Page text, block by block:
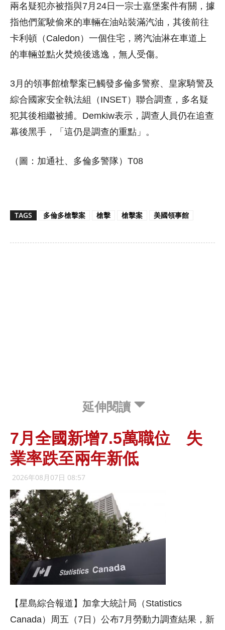
兩名疑犯亦被指與7月24日一宗士嘉堡案件有關，據
指他們駕駛偷來的車輛在油站裝滿汽油，其後前往
卡利頓（Caledon）一個住宅，將汽油淋在車道上
的車輛並點火焚燒後逃逸，無人受傷。
3月的領事館槍擊案已觸發多倫多警察、皇家騎警及
綜合國家安全執法組（INSET）聯合調查，多名疑
犯其後相繼被捕。Demkiw表示，調查人員仍在追查
幕後黑手，「這仍是調查的重點」。
（圖：加通社、多倫多警隊）T08
TAGS 多倫多槍擊案 槍擊 槍擊案 美國領事館
延伸閱讀
7月全國新增7.5萬職位 失
業率跌至兩年新低
2026年08月07日 08:57
【星島綜合報道】加拿大統計局（Statistics
Canada）周五（7日）公布7月勞動力調查結果，新